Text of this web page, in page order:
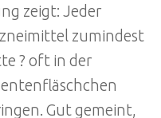
zeigt: Jeder
zumindest
? oft in der
Gut gemeint,